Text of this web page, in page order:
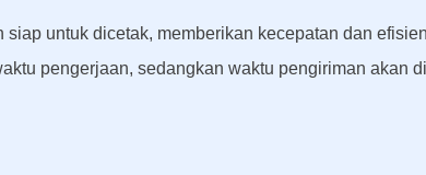
untuk dicetak, memberikan kecepatan dan
pengerjaan, sedangkan waktu pengiriman akan